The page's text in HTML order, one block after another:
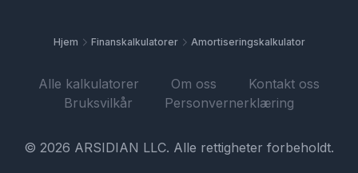
Hjem Finanskalkulatorer Amortiseringskalkulator
Alle kalkulatorer Om oss
Kontakt oss
Bruksvilkår
Personvernerklæring
© 2026 ARSIDIAN LLC. Alle rettigheter forbeholdt.